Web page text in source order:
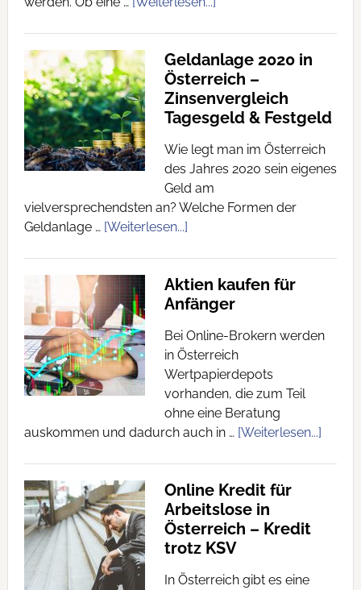
Geldanlage 2020 in
Österreich –
Zinsenvergleich
Tagesgeld & Festgeld
Wie legt man im Österreich
des Jahres 2020 sein eigenes
Geld am
vielversprechendsten an? Welche Formen der
Geldanlage … [Weiterlesen...]
Aktien kaufen für
Anfänger
Bei Online-Brokern werden
in Österreich
Wertpapierdepots
vorhanden, die zum Teil
ohne eine Beratung
auskommen und dadurch auch in … [Weiterlesen...]
Online Kredit für
Arbeitslose in
Österreich – Kredit
trotz KSV
In Österreich gibt es eine